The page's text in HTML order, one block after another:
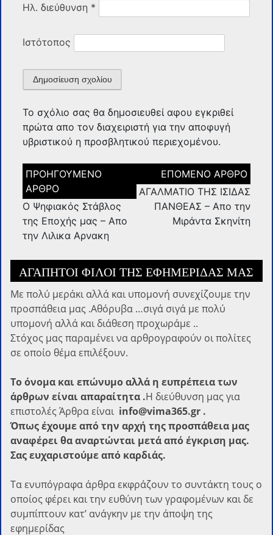
Ηλ. διεύθυνση *
Ιστότοπος
Το σχόλιο σας θα δημοσιευθεί αφου εγκριθεί
πρώτα απο τον διαχειριστή για την αποφυγή
υβριστικού η προσβλητικού περιεχομένου.
Πλοήγηση
άρθρων
Ο Ψηφιακός Στάβλος
της Εποχής μας – Απο
την Λιλικα Αρνακη
ΑΓΑΛΜΑΤΙΟ ΤΗΣ ΙΣΙΔΑΣ
ΠΑΝΘΕΑΣ – Απο την
Μιράντα Σκηνίτη
ΑΓΑΠΗΤΟΊ ΦΊΛΟΙ ΤΗΣ ΕΦΗΜΕΡΊΔΑΣ ΜΑΣ
Με πολύ μεράκι αλλά και υπομονή συνεχίζουμε την
προσπάθεια μας .Αθόρυβα …σιγά σιγά με πολύ
υπομονή αλλά και διάθεση προχωράμε ..
Στόχος μας παραμένει να αρθρογραφούν οι πολίτες
σε οποίο θέμα επιλέξουν.
Το όνομα και επώνυμο αλλά η ευπρέπεια των
άρθρων είναι απαραίτητα .Η διεύθυνση μας για
επιστολές Άρθρα είναι info@vima365.gr .
Όπως έχουμε από την αρχή της προσπάθεια μας
αναφέρει θα αναρτώνται μετά από έγκριση μας.
Σας ευχαριστούμε από καρδιάς.
Τα ενυπόγραφα άρθρα εκφράζουν το συντάκτη τους ο
οποίος φέρει και την ευθύνη των γραφομένων και δε
συμπίπτουν κατ’ ανάγκην με την άποψη της
εφημερίδας